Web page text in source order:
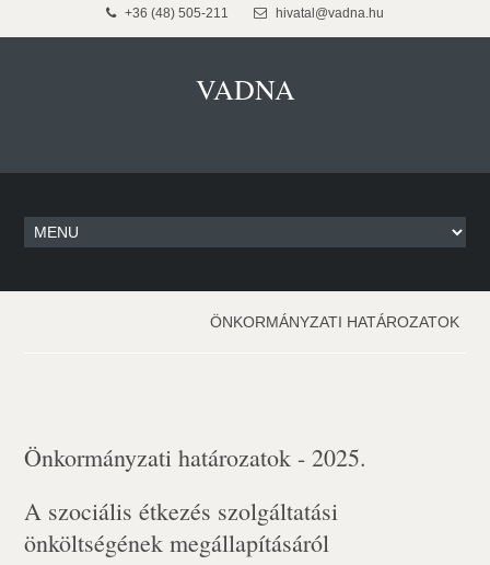
+36 (48) 505-211 hivatal@vadna.hu
VADNA
ÖNKORMÁNYZATI HATÁROZATOK
Önkormányzati határozatok - 2025.
A szociális étkezés szolgáltatási
önköltségének megállapításáról